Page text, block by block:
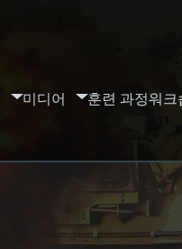
미디어 훈련 과정워크